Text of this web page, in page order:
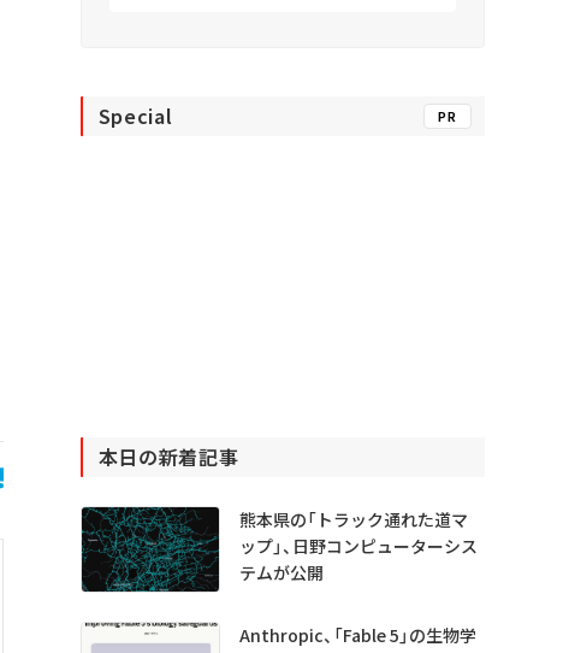
Special PR
本日の新着記事
熊本県の「トラック通れた道マ
ップ」、日野コンピューターシス
テムが公開
Anthropic、「Fable 5」の生物学